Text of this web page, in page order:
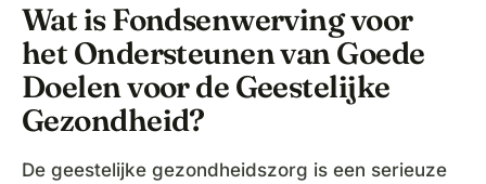
Wat is Fondsenwerving voor
het Ondersteunen van Goede
Doelen voor de Geestelijke
Gezondheid?
De geestelijke gezondheidszorg is een serieuze